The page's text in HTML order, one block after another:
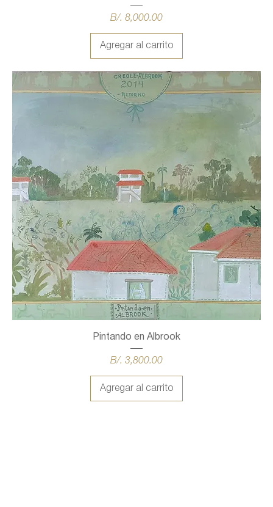
Precio
B/. 8,000.00
Agregar al carrito
Pintando en Albrook
Precio
B/. 3,800.00
Agregar al carrito